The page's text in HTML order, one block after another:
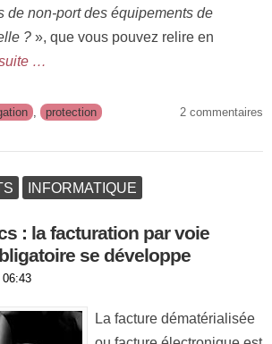
de non-port des équipements de
? », que vous pouvez relire en
…
protection 2 commentaires
INFORMATIQUE
: la facturation par voie
se développe
06:43
La facture dématérialisée